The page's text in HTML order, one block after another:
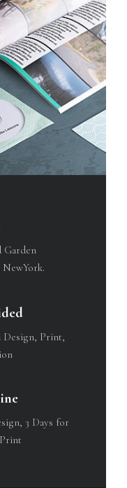
Garden
NewYork.
Design, Print,
3 Days for